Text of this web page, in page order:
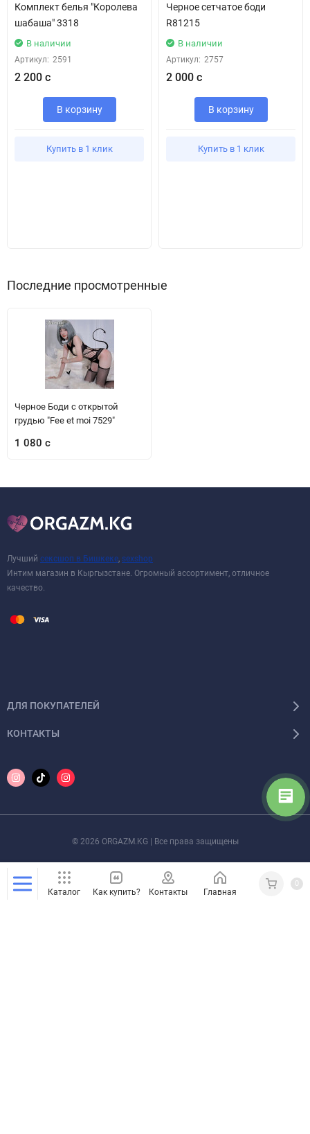
Комплект белья "Королева
шабаша" 3318
В наличии
Артикул: 2591
2 200 с
В корзину
Купить в 1 клик
Черное сетчатое боди
R81215
В наличии
Артикул: 2757
2 000 с
В корзину
Купить в 1 клик
Последние просмотренные
Черное Боди с открытой
грудью "Fee et moi 7529"
1 080 с
Лучший сексшоп в Бишкеке sexshop
Интим магазин в Кыргызстане. Огромный ассортимент, отличное
качество.
ДЛЯ ПОКУПАТЕЛЕЙ
КОНТАКТЫ
© 2026 ORGAZM.KG | Все права защищены
Каталог Как купить? Контакты Главная Кабинет
0